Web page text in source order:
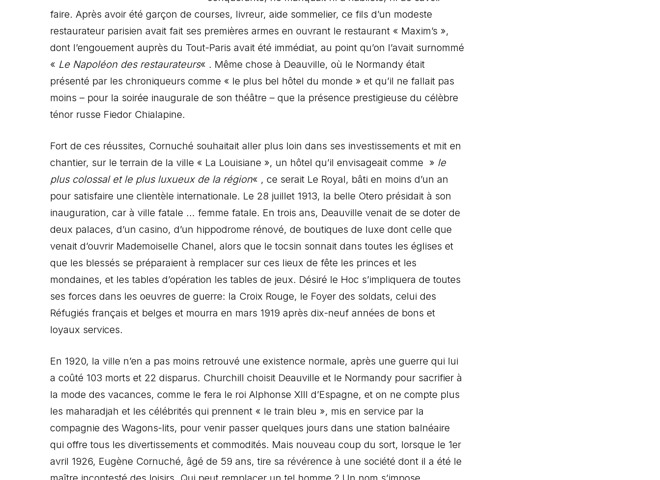
faire. Après avoir été garçon de courses, livreur, aide sommelier, ce fils d’un modeste
restaurateur parisien avait fait ses premières armes en ouvrant le restaurant « Maxim’s »,
dont l’engouement auprès du Tout-Paris avait été immédiat, au point qu’on l’avait surnommé
« Le Napoléon des restaurateurs« . Même chose à Deauville, où le Normandy était
présenté par les chroniqueurs comme « le plus bel hôtel du monde » et qu’il ne fallait pas
moins – pour la soirée inaugurale de son théâtre – que la présence prestigieuse du célèbre
ténor russe Fiedor Chialapine.
Fort de ces réussites, Cornuché souhaitait aller plus loin dans ses investissements et mit en
chantier, sur le terrain de la ville « La Louisiane », un hôtel qu’il envisageait comme » le
plus colossal et le plus luxueux de la région« , ce serait Le Royal, bâti en moins d’un an
pour satisfaire une clientèle internationale. Le 28 juillet 1913, la belle Otero présidait à son
inauguration, car à ville fatale … femme fatale. En trois ans, Deauville venait de se doter de
deux palaces, d’un casino, d’un hippodrome rénové, de boutiques de luxe dont celle que
venait d’ouvrir Mademoiselle Chanel, alors que le tocsin sonnait dans toutes les églises et
que les blessés se préparaient à remplacer sur ces lieux de fête les princes et les
mondaines, et les tables d’opération les tables de jeux. Désiré le Hoc s’impliquera de toutes
ses forces dans les oeuvres de guerre: la Croix Rouge, le Foyer des soldats, celui des
Réfugiés français et belges et mourra en mars 1919 après dix-neuf années de bons et
loyaux services.
En 1920, la ville n’en a pas moins retrouvé une existence normale, après une guerre qui lui
a coûté 103 morts et 22 disparus. Churchill choisit Deauville et le Normandy pour sacrifier à
la mode des vacances, comme le fera le roi Alphonse XIII d’Espagne, et on ne compte plus
les maharadjah et les célébrités qui prennent « le train bleu », mis en service par la
compagnie des Wagons-lits, pour venir passer quelques jours dans une station balnéaire
qui offre tous les divertissements et commodités. Mais nouveau coup du sort, lorsque le 1er
avril 1926, Eugène Cornuché, âgé de 59 ans, tire sa révérence à une société dont il a été le